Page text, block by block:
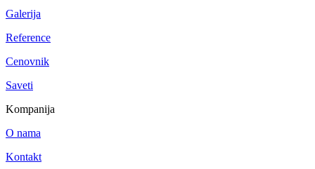
Galerija
Reference
Cenovnik
Saveti
Kompanija
O nama
Kontakt